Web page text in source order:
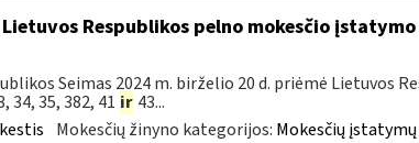
Respublikos pelno mokesčio
Seimas 2024 m. birželio 20 d. priėmė Lietuvos
34, 35, 382, 41 ir 43...
Mokesčių žinyno kategorijos: Mokesčių